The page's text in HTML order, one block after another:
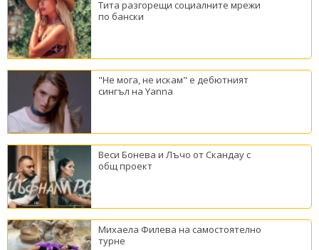
Тита разгорещи социалните мрежи
по бански
"Не мога, не искам" е дебютният
сингъл на Yanna
Веси Бонева и Лъчо от Скандау с
общ проект
Михаела Филева на самостоятелно
турне